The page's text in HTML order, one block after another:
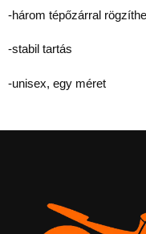
-három tépőzárral
-stabil tartás
-unisex, egy méret